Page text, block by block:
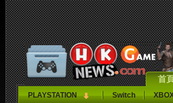
首
PLAYSTATION Switch